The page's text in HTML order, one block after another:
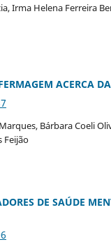
Irma Helena Ferreira
ACERCA
Bárbara Coeli
Feijão
DE SAÚDE